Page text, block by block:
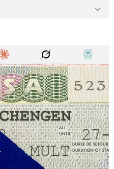
pro žádost o české Schengenské
v závislosti na vašem
pro nezletilé
vízum?
vízum?